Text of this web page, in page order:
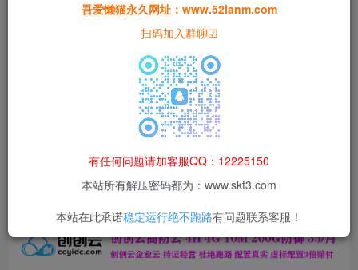
黄金会员猫粮15 钻石会员 免费
本站所有资源均为网络收集整理而来，仅供学习研究使用，请在下
载后24h内删除，谢谢合作！
本站资源仅用于学习交流，禁止商业运营与违法、侵权
果由使用者自行承担。
吾爱懒猫永久网址：www.52lanm.com
扫码加入群聊☑
有任何问题请加客服QQ：12225150
本站所有解压密码都为：www.skt3.com
本站在此承诺稳定运行绝不跑路有问题联系客服！